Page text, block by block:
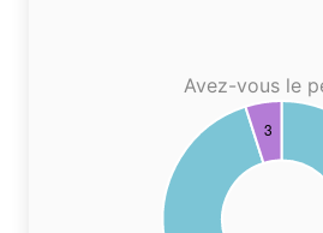
Avez-vous le